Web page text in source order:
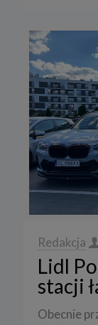
Redakcja
Lidl
stacji
Obecnie